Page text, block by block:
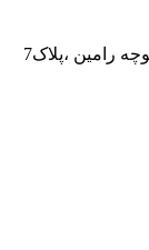
رامین ،پلاک7